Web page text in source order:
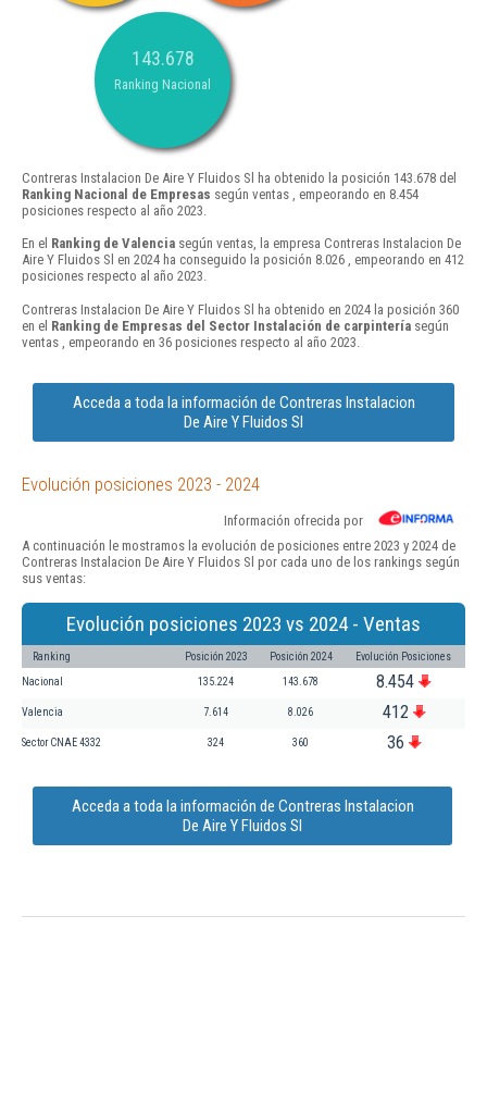
143.678
Ranking Nacional
Contreras Instalacion De Aire Y Fluidos Sl ha obtenido la posición 143.678 del
Ranking Nacional de Empresas según ventas , empeorando en 8.454
posiciones respecto al año 2023.
En el Ranking de Valencia según ventas, la empresa Contreras Instalacion De
Aire Y Fluidos Sl en 2024 ha conseguido la posición 8.026 , empeorando en 412
posiciones respecto al año 2023.
Contreras Instalacion De Aire Y Fluidos Sl ha obtenido en 2024 la posición 360
en el Ranking de Empresas del Sector Instalación de carpintería según
ventas , empeorando en 36 posiciones respecto al año 2023.
Acceda a toda la información de Contreras Instalacion
De Aire Y Fluidos Sl
Evolución posiciones 2023 - 2024
Información ofrecida por
A continuación le mostramos la evolución de posiciones entre 2023 y 2024 de
Contreras Instalacion De Aire Y Fluidos Sl por cada uno de los rankings según
sus ventas:
Evolución posiciones 2023 vs 2024 - Ventas
Ranking Posición 2023 Posición 2024 Evolución Posiciones
Nacional 135.224 143.678 8.454
Valencia 7.614 8.026 412
Sector CNAE 4332 324 360 36
Acceda a toda la información de Contreras Instalacion
De Aire Y Fluidos Sl